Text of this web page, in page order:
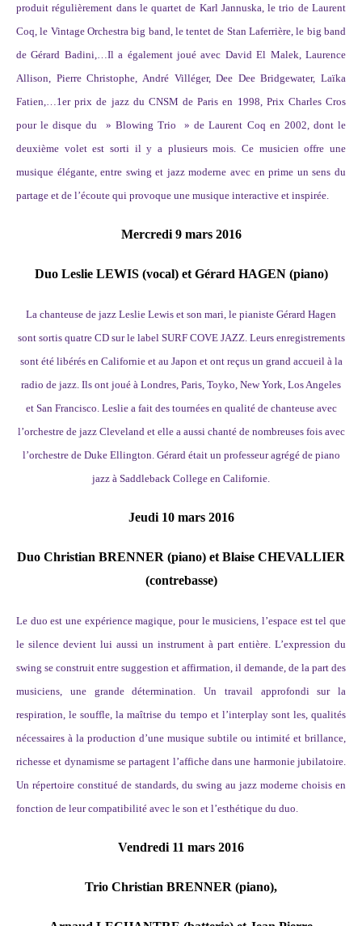
produit régulièrement dans le quartet de Karl Jannuska, le trio de Laurent
Coq, le Vintage Orchestra big band, le tentet de Stan Laferrière, le big band
de Gérard Badini,…Il a également joué avec David El Malek, Laurence
Allison, Pierre Christophe, André Villéger, Dee Dee Bridgewater, Laïka
Fatien,…1er prix de jazz du CNSM de Paris en 1998, Prix Charles Cros
pour le disque du » Blowing Trio » de Laurent Coq en 2002, dont le
deuxième volet est sorti il y a plusieurs mois. Ce musicien offre une
musique élégante, entre swing et jazz moderne avec en prime un sens du
partage et de l’écoute qui provoque une musique interactive et inspirée.
Mercredi 9 mars 2016
Duo Leslie LEWIS (vocal) et Gérard HAGEN (piano)
La chanteuse de jazz Leslie Lewis et son mari, le pianiste Gérard Hagen
sont sortis quatre CD sur le label SURF COVE JAZZ. Leurs enregistrements
sont été libérés en Californie et au Japon et ont reçus un grand accueil à la
radio de jazz. Ils ont joué à Londres, Paris, Toyko, New York, Los Angeles
et San Francisco. Leslie a fait des tournées en qualité de chanteuse avec
l’orchestre de jazz Cleveland et elle a aussi chanté de nombreuses fois avec
l’orchestre de Duke Ellington. Gérard était un professeur agrégé de piano
jazz à Saddleback College en Californie.
Jeudi 10 mars 2016
Duo Christian BRENNER (piano) et Blaise CHEVALLIER
(contrebasse)
Le duo est une expérience magique, pour le musiciens, l’espace est tel que
le silence devient lui aussi un instrument à part entière. L’expression du
swing se construit entre suggestion et affirmation, il demande, de la part des
musiciens, une grande détermination. Un travail approfondi sur la
respiration, le souffle, la maîtrise du tempo et l’interplay sont les, qualités
nécessaires à la production d’une musique subtile ou intimité et brillance,
richesse et dynamisme se partagent l’affiche dans une harmonie jubilatoire.
Un répertoire constitué de standards, du swing au jazz moderne choisis en
fonction de leur compatibilité avec le son et l’esthétique du duo.
Vendredi 11 mars 2016
Trio Christian BRENNER (piano),